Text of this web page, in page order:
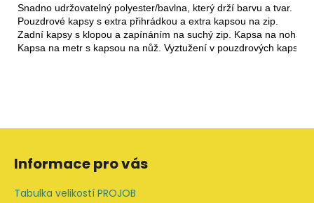
Snadno udržovatelný polyester/bavlna, který drží barvu a tvar.
Pouzdrové kapsy s extra přihrádkou a extra kapsou na zip.
Zadní kapsy s klopou a zapínáním na suchý zip. Kapsa na
Kapsa na metr s kapsou na nůž. Vyztužení v pouzdrových
Z
Informace pro vás
Tabulka velikostí PROJOB